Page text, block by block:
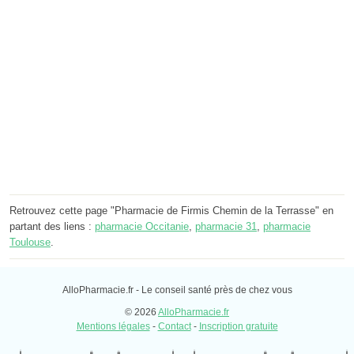
Retrouvez cette page "Pharmacie de Firmis Chemin de la Terrasse" en
partant des liens : pharmacie Occitanie pharmacie 31
pharmacie
Toulouse
AlloPharmacie.fr - Le conseil santé près de chez vous
© 2026 AlloPharmacie.fr
Mentions légales- Contact- Inscription gratuite